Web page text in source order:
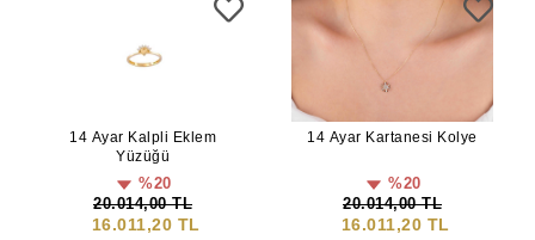
14 Ayar Kalpli Eklem
Yüzüğü
%20
20.014,00 TL
16.011,20 TL
14 Ayar Kartanesi Kolye
%20
20.014,00 TL
16.011,20 TL